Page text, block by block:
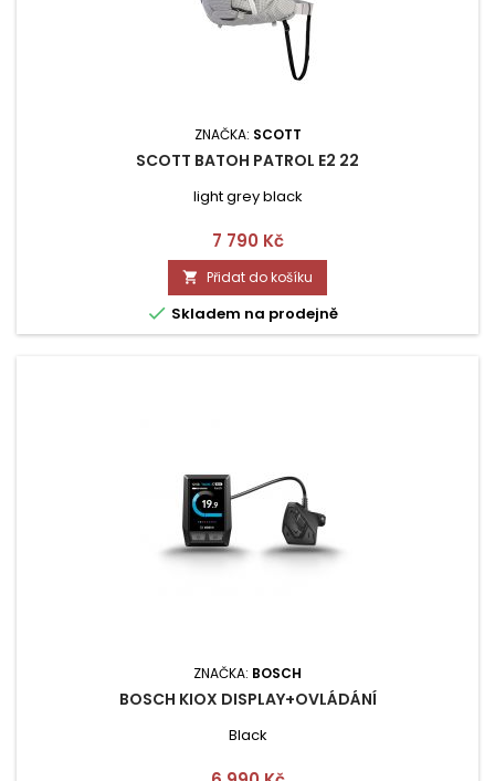
ZNAČKA: SCOTT
SCOTT BATOH PATROL E2 22
light grey black
Cena
7 790 Kč
 Přidat do košíku
 Skladem na prodejně
ZNAČKA: BOSCH
BOSCH KIOX DISPLAY+OVLÁDÁNÍ
Black